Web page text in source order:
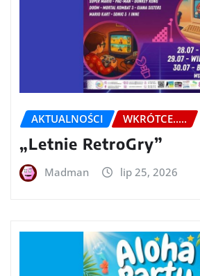
AKTUALNOŚCI WKRÓTCE.....
„Letnie RetroGry”
Madman lip 25, 2026